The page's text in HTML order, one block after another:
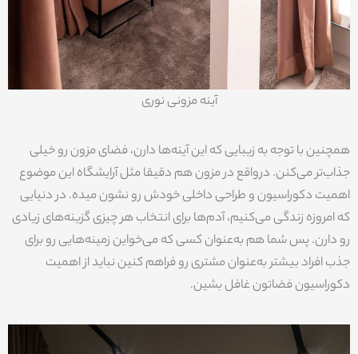
آینه مزونی نوری
همچنین با توجه به زیبایی که این آینه‌ها دارن، فضای مزون رو خیلی
جذاب‌تر می‌کنن. درواقع در مزون هم دقیقا مثل آرایشگاه این موضوع
اهمیت دکوراسیون و طراحی داخلی خودش رو نشون میده. در دنیایی
که امروزه زندگی می‌کنیم، آدم‌ها برای انتخاب هر چیزی گزینه‌های زیادی
رو دارن. پس شما هم به‌عنوان کسی که می‌خواین زمینه‌هایی رو برای
جذب افراد بیشتر به‌عنوان مشتری رو فراهم کنین نباید از اهمیت
دکوراسیون فضاتون غافل بشین.